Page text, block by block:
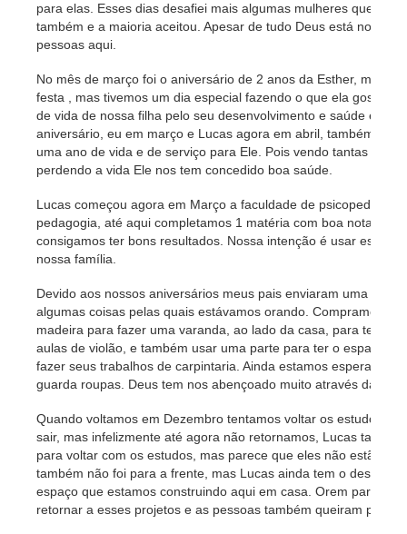
para elas. Esses dias desafiei mais algumas mulheres que
também e a maioria aceitou. Apesar de tudo Deus está nos
pessoas aqui.
No mês de março foi o aniversário de 2 anos da Esther, mas
festa , mas tivemos um dia especial fazendo o que ela gosta.
de vida de nossa filha pelo seu desenvolvimento e saúde
aniversário, eu em março e Lucas agora em abril, também
uma ano de vida e de serviço para Ele. Pois vendo tantas
perdendo a vida Ele nos tem concedido boa saúde.
Lucas começou agora em Março a faculdade de
pedagogia, até aqui completamos 1 matéria com boa nota e
consigamos ter bons resultados. Nossa intenção é usar essas
nossa família.
Devido aos nossos aniversários meus pais enviaram uma
algumas coisas pelas quais estávamos orando. Compramos
madeira para fazer uma varanda, ao lado da casa, para
aulas de violão, e também usar uma parte para ter o espaço
fazer seus trabalhos de carpintaria. Ainda estamos esperando
guarda roupas. Deus tem nos abençoado muito através da
Quando voltamos em Dezembro tentamos voltar os estudos
sair, mas infelizmente até agora não retornamos, Lucas
para voltar com os estudos, mas parece que eles não estão
também não foi para a frente, mas Lucas ainda tem o desejo
espaço que estamos construindo aqui em casa. Orem para
retornar a esses projetos e as pessoas também queiram